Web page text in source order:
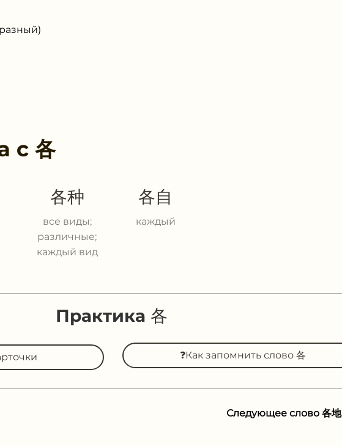
с 各
各种
все виды;
различные;
каждый вид
各自
каждый
Практика 各
❓Как запомнить слово 各
Следующее слово 各地